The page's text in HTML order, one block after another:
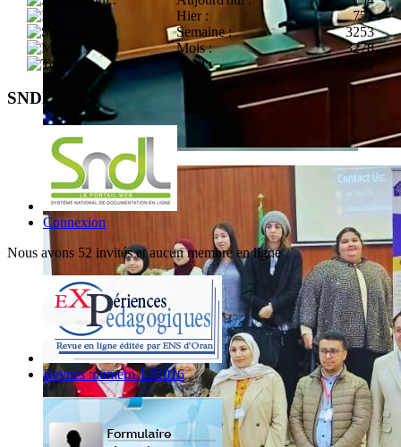
Hier :
751
Semaine :
3253
Mois :
3278
Total :
275779
SNDL
Connexion
Nous avons 52 invités et aucun membre en ligne
Revues :numéro 10|2016